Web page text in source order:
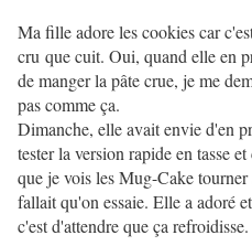
Ma fille adore les cookies car
cru que cuit. Oui, quand elle en
de manger la pâte crue, je me
pas comme ça.
Dimanche, elle avait envie d'en
tester la version rapide en tasse
que je vois les Mug-Cake
fallait qu'on essaie. Elle a adoré
c'est d'attendre que ça refroidisse.